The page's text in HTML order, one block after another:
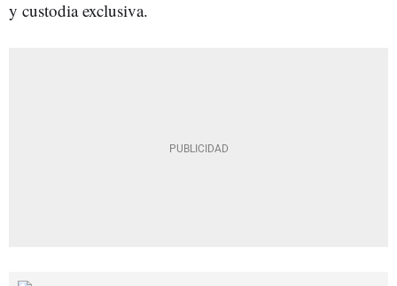
y custodia exclusiva.